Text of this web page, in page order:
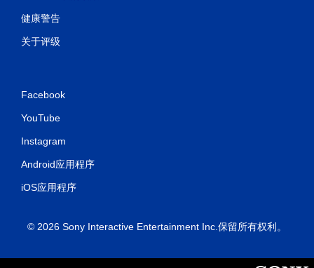
健康警告
关于评级
Facebook
YouTube
Instagram
Android应用程序
iOS应用程序
© 2026 Sony Interactive Entertainment Inc.保留所有权利。